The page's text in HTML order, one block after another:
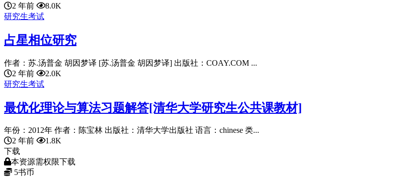
2 年前
8.0K
研究生考试
占星相位研究
作者：苏.汤普金 胡因梦译 [苏.汤普金 胡因梦译] 出版社：COAY.COM ...
2 年前
2.0K
研究生考试
最优化理论与算法习题解答[清华大学研究生公共课教材]
年份：2012年 作者：陈宝林 出版社：清华大学出版社 语言：chinese 类...
2 年前
1.8K
下载
本资源需权限下载
5书币